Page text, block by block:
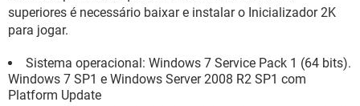
superiores é necessário baixar e instalar o Inicializador 2K
para jogar.
Sistema operacional: Windows 7 Service Pack 1 (64 bits).
Windows 7 SP1 e Windows Server 2008 R2 SP1 com
Platform Update